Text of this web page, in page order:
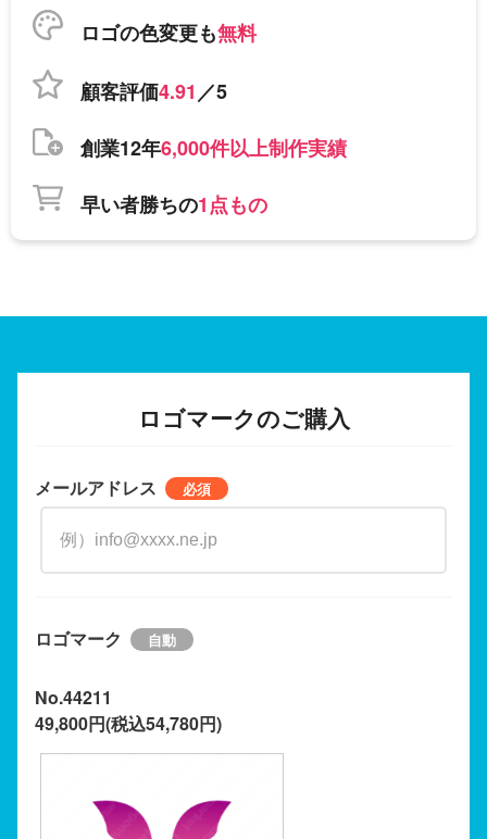
ロゴの色変更も無料
顧客評価4.91／5
創業12年6,000件以上制作実績
早い者勝ちの1点もの
ロゴマークのご購入
メールアドレス
ロゴマーク
No.44211
49,800円(税込54,780円)